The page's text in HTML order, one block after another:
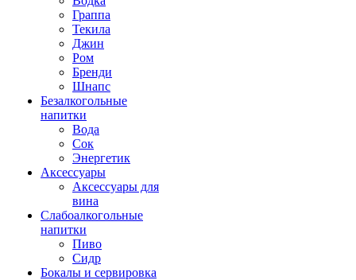
Граппа
Текила
Джин
Ром
Бренди
Шнапс
Безалкогольные
напитки
Вода
Сок
Энергетик
Аксессуары
Аксессуары для
вина
Слабоалкогольные
напитки
Пиво
Сидр
Бокалы и сервировка